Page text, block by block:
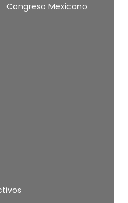
Congreso Mexicano